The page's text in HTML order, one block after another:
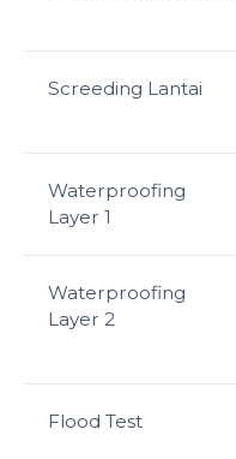
Screeding Lantai
Waterproofing
Layer 1
Waterproofing
Layer 2
Flood Test